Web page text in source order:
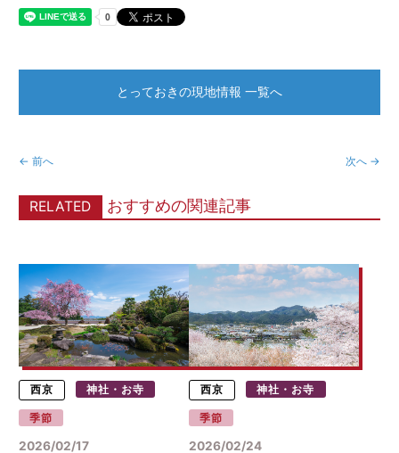
← 前へ 次へ →
とっておきの現地情報 一覧へ
RELATED おすすめの関連記事
西京 神社・お寺
季節
2026/02/17
西京 神社・お寺
季節
2026/02/24